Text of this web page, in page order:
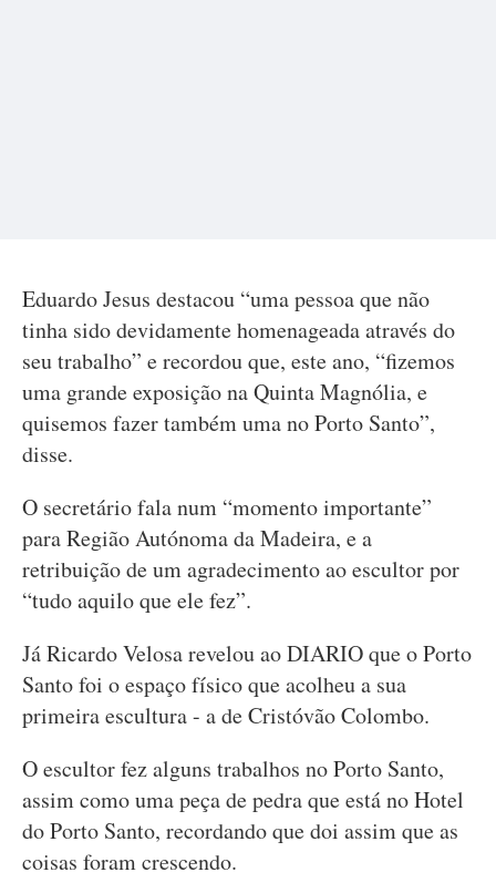
Eduardo Jesus destacou “uma pessoa que não
tinha sido devidamente homenageada através do
seu trabalho” e recordou que, este ano, “fizemos
uma grande exposição na Quinta Magnólia, e
quisemos fazer também uma no Porto Santo”,
disse.
O secretário fala num “momento importante”
para Região Autónoma da Madeira, e a
retribuição de um agradecimento ao escultor por
“tudo aquilo que ele fez”.
Já Ricardo Velosa revelou ao DIARIO que o Porto
Santo foi o espaço físico que acolheu a sua
primeira escultura - a de Cristóvão Colombo.
O escultor fez alguns trabalhos no Porto Santo,
assim como uma peça de pedra que está no Hotel
do Porto Santo, recordando que doi assim que as
coisas foram crescendo.